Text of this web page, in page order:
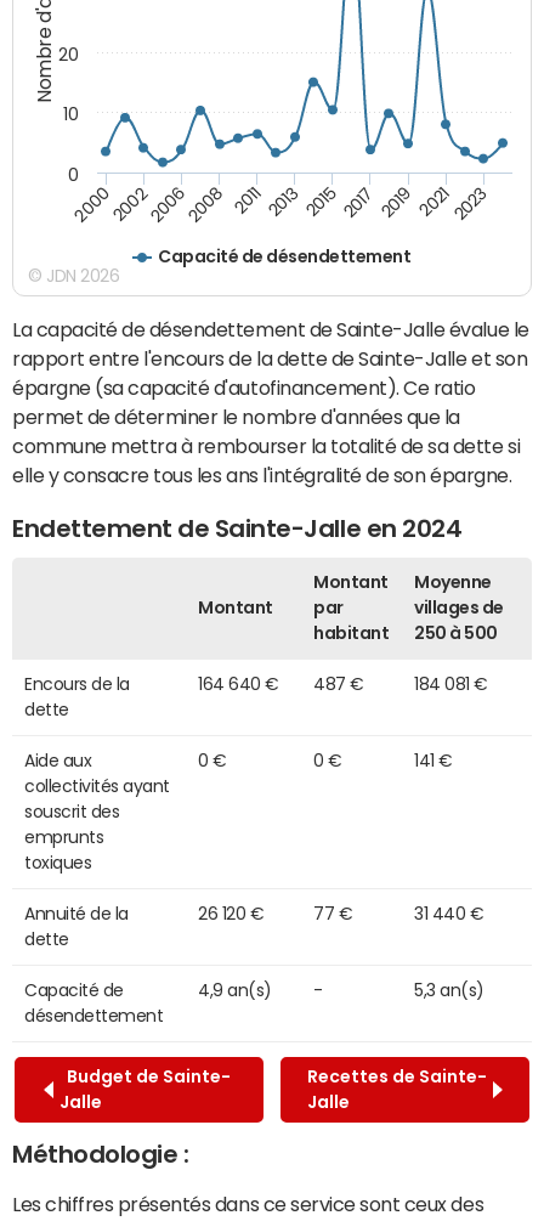
Capacité de désendettement
2000200220062008 2011 2013 2015 2017 2019 20212023
0
10
20
© JDN 2026
La capacité de désendettement de Sainte-Jalle évalue le
rapport entre l'encours de la dette de Sainte-Jalle et son
épargne (sa capacité d'autofinancement). Ce ratio
permet de déterminer le nombre d'années que la
commune mettra à rembourser la totalité de sa dette si
elle y consacre tous les ans l'intégralité de son épargne.
Endettement de Sainte-Jalle en 2024
Montant
Montant
par
habitant
Moyenne
villages de
250 à 500
Encours de la
dette
164 640 € 487 € 184 081 €
Aide aux
collectivités ayant
souscrit des
emprunts
toxiques
0 € 0 € 141 €
Annuité de la
dette
26 120 € 77 € 31 440 €
Capacité de
désendettement
4,9 an(s) - 5,3 an(s)
Budget de Sainte-
Jalle
Recettes de Sainte-
Jalle
Méthodologie :
Les chiffres présentés dans ce service sont ceux des